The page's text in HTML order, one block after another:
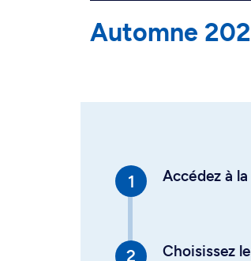
Automne
Accédez à
Choisissez